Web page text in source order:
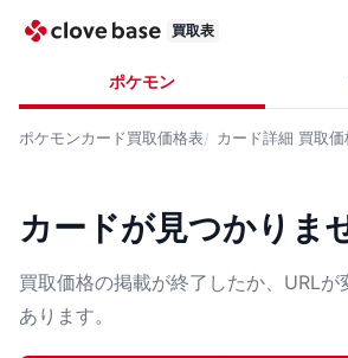
買取表
ポケモン
ポケモンカード買取価格表 カード詳細 買取価
カードが見つかりま
買取価格の掲載が終了したか、URL
あります。